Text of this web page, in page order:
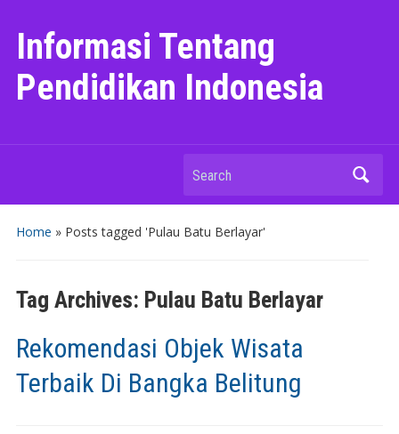
Informasi Tentang
Pendidikan Indonesia
Search
Home » Posts tagged 'Pulau Batu Berlayar'
Tag Archives: Pulau Batu Berlayar
Rekomendasi Objek Wisata
Terbaik Di Bangka Belitung